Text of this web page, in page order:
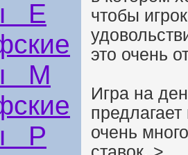
Е
М
Р
чтобы
это очень
Игра на
очень